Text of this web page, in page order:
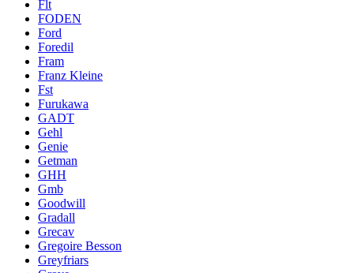
Flt
FODEN
Ford
Foredil
Fram
Franz Kleine
Fst
Furukawa
GADT
Gehl
Genie
Getman
GHH
Gmb
Goodwill
Gradall
Grecav
Gregoire Besson
Greyfriars